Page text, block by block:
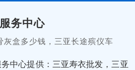
务中心
灰盒多少钱，三亚长途殡仪车
中心提供：三亚寿衣批发，三亚